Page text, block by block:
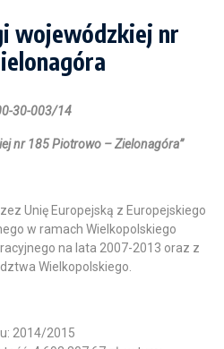
wojewódzkiej nr
30-003/14
nr 185 Piotrowo – Zielonagóra”
Unię Europejską z Europejskiego
w ramach Wielkopolskiego
na lata 2007-2013 oraz z
Wielkopolskiego.
2014/2015